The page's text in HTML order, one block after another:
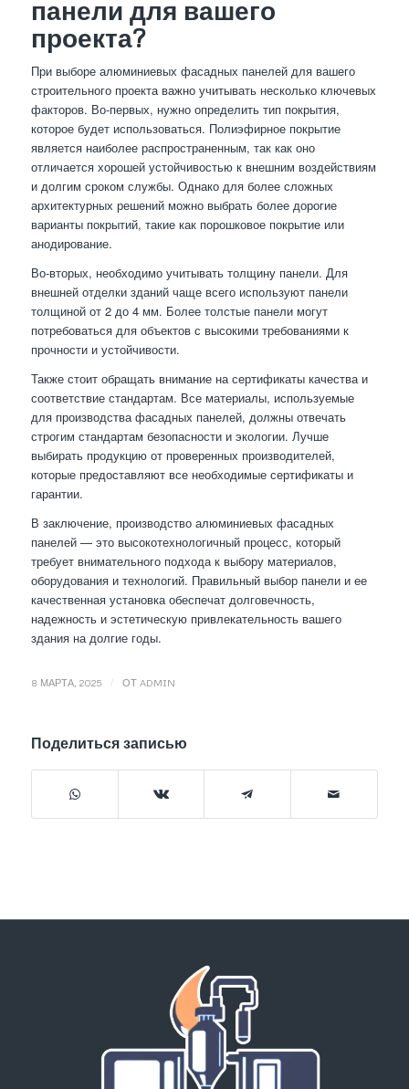
панели для вашего
проекта?
При выборе алюминиевых фасадных панелей для вашего
строительного проекта важно учитывать несколько ключевых
факторов. Во-первых, нужно определить тип покрытия,
которое будет использоваться. Полиэфирное покрытие
является наиболее распространенным, так как оно
отличается хорошей устойчивостью к внешним воздействиям
и долгим сроком службы. Однако для более сложных
архитектурных решений можно выбрать более дорогие
варианты покрытий, такие как порошковое покрытие или
анодирование.
Во-вторых, необходимо учитывать толщину панели. Для
внешней отделки зданий чаще всего используют панели
толщиной от 2 до 4 мм. Более толстые панели могут
потребоваться для объектов с высокими требованиями к
прочности и устойчивости.
Также стоит обращать внимание на сертификаты качества и
соответствие стандартам. Все материалы, используемые
для производства фасадных панелей, должны отвечать
строгим стандартам безопасности и экологии. Лучше
выбирать продукцию от проверенных производителей,
которые предоставляют все необходимые сертификаты и
гарантии.
В заключение, производство алюминиевых фасадных
панелей — это высокотехнологичный процесс, который
требует внимательного подхода к выбору материалов,
оборудования и технологий. Правильный выбор панели и ее
качественная установка обеспечат долговечность,
надежность и эстетическую привлекательность вашего
здания на долгие годы.
8 МАРТА, 2025 ОТ ADMIN
Поделиться записью